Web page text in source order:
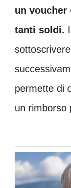
un voucher
tanti soldi.
permette di
un rimborso